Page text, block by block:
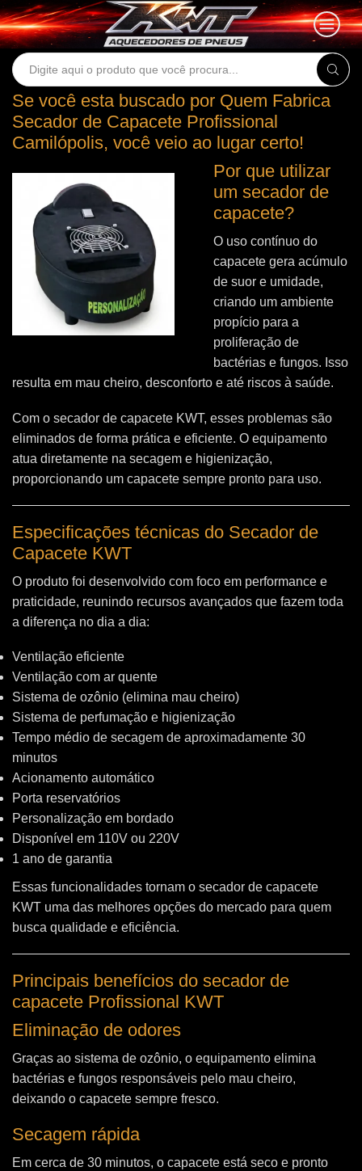
Search
Se você esta buscado por Quem Fabrica
Secador de Capacete Profissional
Camilópolis, você veio ao lugar certo!
Por que utilizar
um secador de
capacete?
O uso contínuo do
capacete gera acúmulo
de suor e umidade,
criando um ambiente
propício para a
proliferação de
bactérias e fungos. Isso
resulta em mau cheiro, desconforto e até riscos à saúde.
Com o secador de capacete KWT, esses problemas são
eliminados de forma prática e eficiente. O equipamento
atua diretamente na secagem e higienização,
proporcionando um capacete sempre pronto para uso.
Especificações técnicas do Secador de
Capacete KWT
O produto foi desenvolvido com foco em performance e
praticidade, reunindo recursos avançados que fazem toda
a diferença no dia a dia:
Ventilação eficiente
Ventilação com ar quente
Sistema de ozônio (elimina mau cheiro)
Sistema de perfumação e higienização
Tempo médio de secagem de aproximadamente 30
minutos
Acionamento automático
Porta reservatórios
Personalização em bordado
Disponível em 110V ou 220V
1 ano de garantia
Essas funcionalidades tornam o secador de capacete
KWT uma das melhores opções do mercado para quem
busca qualidade e eficiência.
Principais benefícios do secador de
capacete Profissional KWT
Eliminação de odores
Graças ao sistema de ozônio, o equipamento elimina
bactérias e fungos responsáveis pelo mau cheiro,
deixando o capacete sempre fresco.
Secagem rápida
Em cerca de 30 minutos, o capacete está seco e pronto